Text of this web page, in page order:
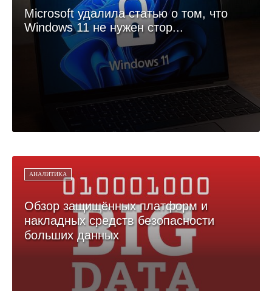
Microsoft удалила статью о том, что
Windows 11 не нужен стор...
АНАЛИТИКА
Обзор защищённых платформ и
накладных средств безопасности
больших данных